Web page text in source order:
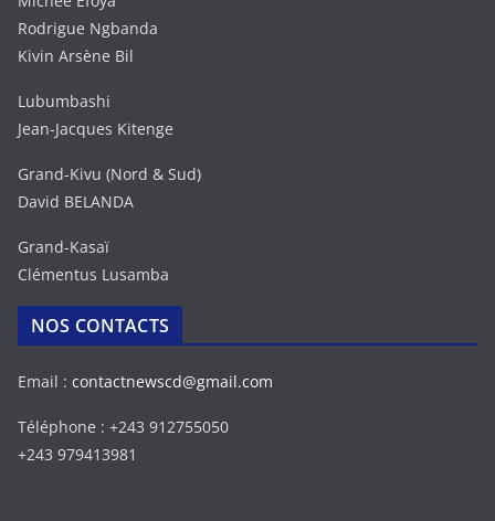
Rodrigue Ngbanda
Kivin Arsène Bil
Lubumbashi
Jean-Jacques Kitenge
Grand-Kivu (Nord & Sud)
David BELANDA
Grand-Kasaï
Clémentus Lusamba
NOS CONTACTS
Email : contactnewscd@gmail.com
Téléphone : +243 912755050
+243 979413981